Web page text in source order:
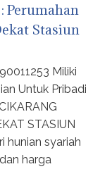
Perumahan
Stasiun
Miliki
Untuk Pribadi
STASIUN
hunian syariah
harga